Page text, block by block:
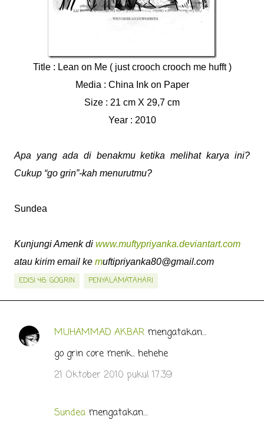
Title : Lean on Me ( just crooch crooch me hufft )
Media : China Ink on Paper
Size : 21 cm X 29,7 cm
Year : 2010
Apa yang ada di benakmu ketika melihat karya ini?
Cukup “go grin”-kah menurutmu?
Sundea
Kunjungi Amenk di www.muftypriyanka.deviantart.com
atau kirim email ke muftipriyanka80@gmail.com
EDISI 46: GOGRIN PENYALAMATAHARI
K
MUHAMMAD AKBAR mengatakan…
go grin core menk... hehehe
21 Oktober 2010 pukul 17.39
Sundea mengatakan…